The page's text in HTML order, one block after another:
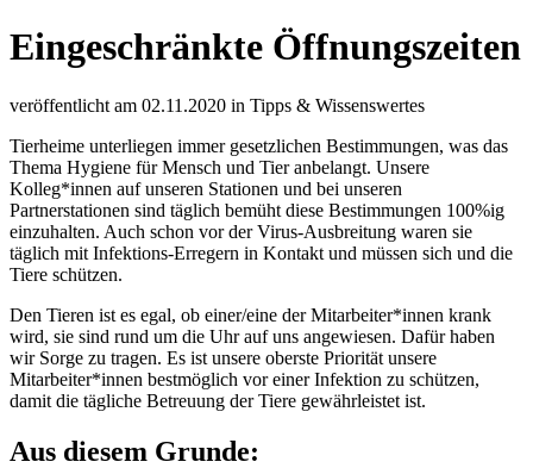
Eingeschränkte Öffnungszeiten
veröffentlicht am 02.11.2020 in Tipps & Wissenswertes
Tierheime unterliegen immer gesetzlichen Bestimmungen, was das
Thema Hygiene für Mensch und Tier anbelangt. Unsere
Kolleg*innen auf unseren Stationen und bei unseren
Partnerstationen sind täglich bemüht diese Bestimmungen 100%ig
einzuhalten. Auch schon vor der Virus-Ausbreitung waren sie
täglich mit Infektions-Erregern in Kontakt und müssen sich und die
Tiere schützen.
Den Tieren ist es egal, ob einer/eine der Mitarbeiter*innen krank
wird, sie sind rund um die Uhr auf uns angewiesen. Dafür haben
wir Sorge zu tragen. Es ist unsere oberste Priorität unsere
Mitarbeiter*innen bestmöglich vor einer Infektion zu schützen,
damit die tägliche Betreuung der Tiere gewährleistet ist.
Aus diesem Grunde: